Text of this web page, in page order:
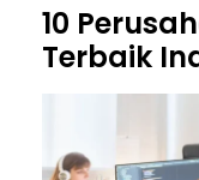
10
Terbaik